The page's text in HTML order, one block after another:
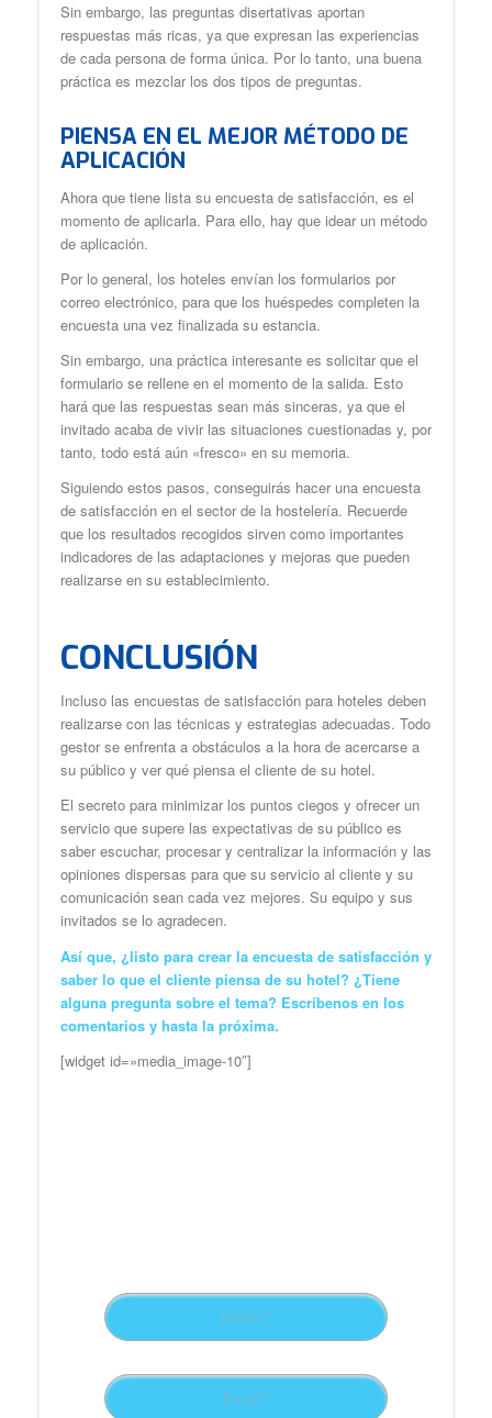
Sin embargo, las preguntas disertativas aportan
respuestas más ricas, ya que expresan las experiencias
de cada persona de forma única. Por lo tanto, una buena
práctica es mezclar los dos tipos de preguntas.
PIENSA EN EL MEJOR MÉTODO DE
APLICACIÓN
Ahora que tiene lista su encuesta de satisfacción, es el
momento de aplicarla. Para ello, hay que idear un método
de aplicación.
Por lo general, los hoteles envían los formularios por
correo electrónico, para que los huéspedes completen la
encuesta una vez finalizada su estancia.
Sin embargo, una práctica interesante es solicitar que el
formulario se rellene en el momento de la salida. Esto
hará que las respuestas sean más sinceras, ya que el
invitado acaba de vivir las situaciones cuestionadas y, por
tanto, todo está aún «fresco» en su memoria.
Siguiendo estos pasos, conseguirás hacer una encuesta
de satisfacción en el sector de la hostelería. Recuerde
que los resultados recogidos sirven como importantes
indicadores de las adaptaciones y mejoras que pueden
realizarse en su establecimiento.
CONCLUSIÓN
Incluso las encuestas de satisfacción para hoteles deben
realizarse con las técnicas y estrategias adecuadas. Todo
gestor se enfrenta a obstáculos a la hora de acercarse a
su público y ver qué piensa el cliente de su hotel.
El secreto para minimizar los puntos ciegos y ofrecer un
servicio que supere las expectativas de su público es
saber escuchar, procesar y centralizar la información y las
opiniones dispersas para que su servicio al cliente y su
comunicación sean cada vez mejores. Su equipo y sus
invitados se lo agradecen.
Así que, ¿listo para crear la encuesta de satisfacción y
saber lo que el cliente piensa de su hotel? ¿Tiene
alguna pregunta sobre el tema? Escríbenos en los
comentarios y hasta la próxima.
[widget id=»media_image-10″]